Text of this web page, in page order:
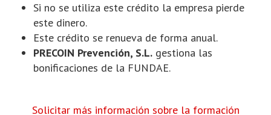
Si no se utiliza este crédito la empresa pierde
este dinero.
Este crédito se renueva de forma anual.
PRECOIN Prevención, S.L. gestiona las
bonificaciones de la FUNDAE.
Solicitar más información sobre la formación